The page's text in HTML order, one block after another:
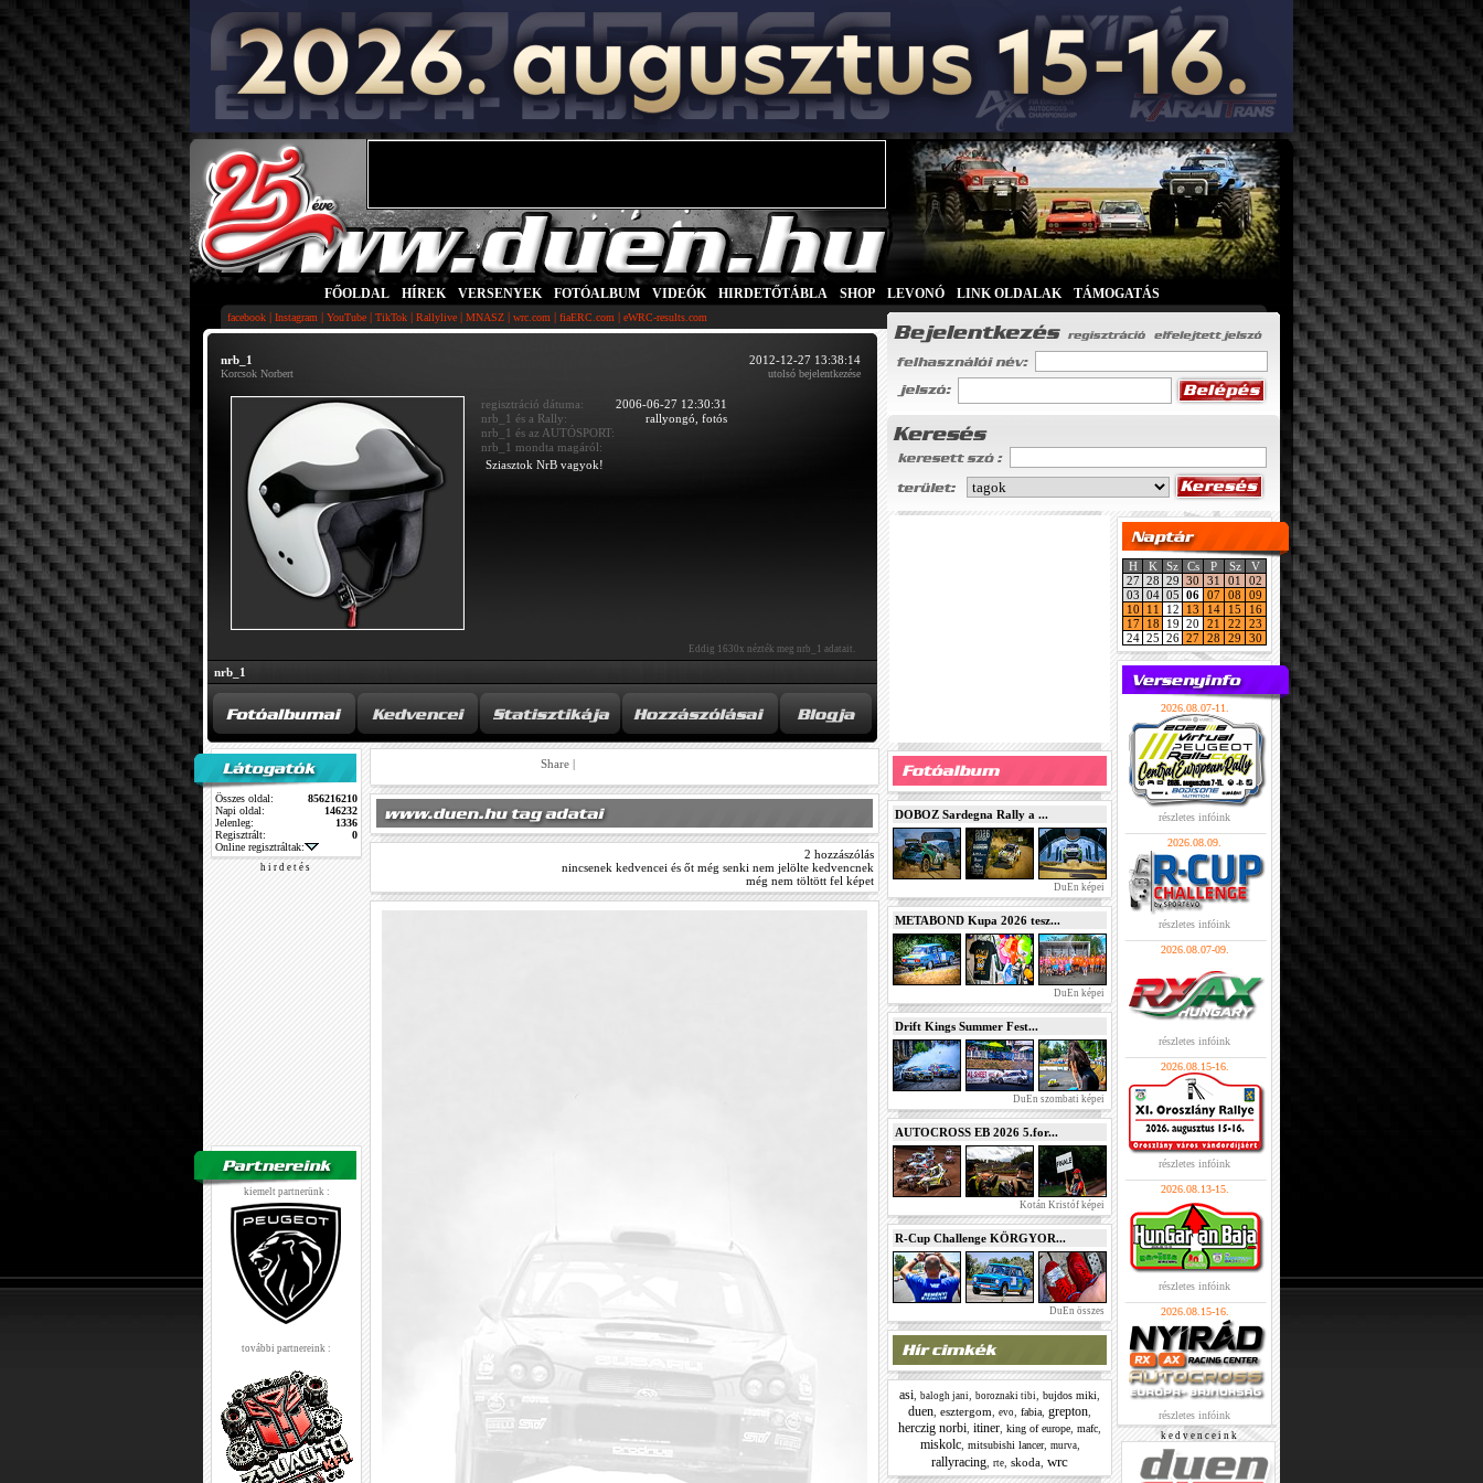
FŐOLDAL HÍREK VERSENYEK FOTÓALBUM VIDEÓK HIRDETŐTÁBLA SHOP LEVONÓ LINK OLDALAK TÁMOGATÁS
facebook | Instagram | YouTube | TikTok | Rallylive | MNASZ | wrc.com | fiaERC.com | eWRC-results.com
nrb_1
Korcsok Norbert
2012-12-27 13:38:14
utolsó bejelentkezése
regisztráció dátuma:
2006-06-27 12:30:31
nrb_1 és a Rally:
rallyongó, fotós
nrb_1 és az AUTÓSPORT:
nrb_1 mondta magáról:
Sziasztok NrB vagyok!
Eddig 1630x nézték meg nrb_1 adatait.
nrb_1
Összes oldal:
856216210
Napi oldal:
146232
Jelenleg:
1336
Regisztrált:
0
Online regisztráltak:
h i r d e t é s
kiemelt partnerünk :
további partnereink :
Share |
2 hozzászólás
nincsenek kedvencei és őt még senki nem jelölte kedvencnek
még nem töltött fel képet
DOBOZ Sardegna Rally a ...
DuEn képei
METABOND Kupa 2026 tesz...
DuEn képei
Drift Kings Summer Fest...
DuEn szombati képei
AUTOCROSS EB 2026 5.for...
Kotán Kristóf képei
R-Cup Challenge KÖRGYOR...
DuEn összes
asi balogh jani boroznaki tibi bujdos miki
duen esztergom evo fabia grepton
herczig norbi itiner king of europe mafc
miskolc, mitsubishi lancer, murva,
rallyracing rte skoda wrc
H K Sz Cs P Sz
V
27 28 29 30 31 01
02
03 04 05 06 07 08
09
10
11 12 13 14 15
16
17
18 19 20 21 22
23
24 25 26 27 28 29 30
2026.08.07-11.
részletes infóink
2026.08.09.
részletes infóink
2026.08.07-09.
részletes infóink
2026.08.15-16.
részletes infóink
2026.08.13-15.
részletes infóink
2026.08.15-16.
részletes infóink
k e d v e n c e i n k